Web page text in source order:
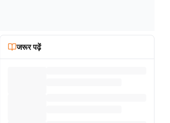
जरूर पढ़ें